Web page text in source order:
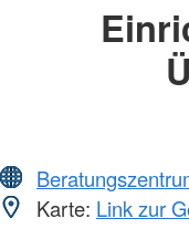
Karte: Link zur